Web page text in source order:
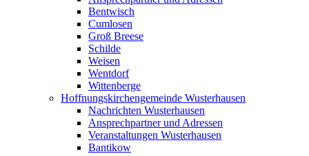
Bentwisch
Cumlosen
Groß Breese
Schilde
Weisen
Wentdorf
Wittenberge
Hoffnungskirchengemeinde Wusterhausen
Nachrichten Wusterhausen
Ansprechpartner und Adressen
Veranstaltungen Wusterhausen
Bantikow